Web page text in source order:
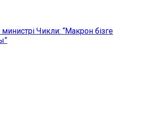
Чикли: “Макрон бізге